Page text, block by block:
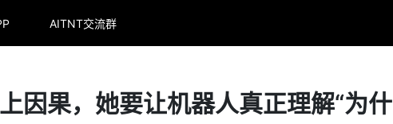
AITNT交流群
因果，她要让机器人真正理解“为什